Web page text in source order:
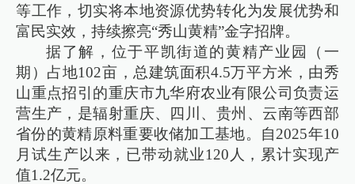
等工作，切实将本地资源优势转化为发展优势和
富民实效，持续擦亮“秀山黄精”金字招牌。
据了解，位于平凯街道的黄精产业园（一
期）占地102亩，总建筑面积4.5万平方米，由秀
山重点招引的重庆市九华府农业有限公司负责运
营生产，是辐射重庆、四川、贵州、云南等西部
省份的黄精原料重要收储加工基地。自2025年10
月试生产以来，已带动就业120人，累计实现产
值1.2亿元。